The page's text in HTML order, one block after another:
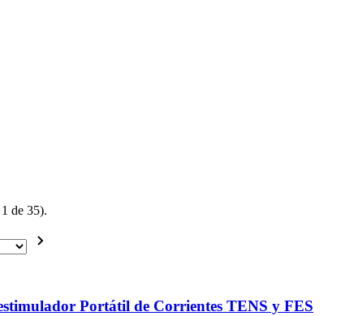
de 35).
Portátil de Corrientes TENS y FES